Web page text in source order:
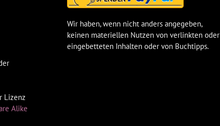
Lizenz
Alike
Wir haben, wenn nicht anders angegeben,
keinen materiellen Nutzen von verlinkten oder
eingebetteten Inhalten oder von Buchtipps.